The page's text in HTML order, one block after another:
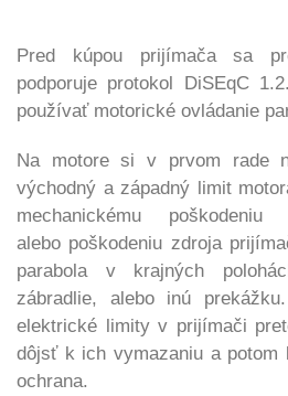
Pred kúpou prijímača sa
podporuje protokol DiSEqC
používať motorické ovládanie
Na motore si v prvom rade
východný a západný limit
mechanickému poškodeniu
alebo poškodeniu zdroja
parabola v krajných
zábradlie, alebo inú
elektrické limity v prijímači
dôjsť k ich vymazaniu a potom
ochrana.